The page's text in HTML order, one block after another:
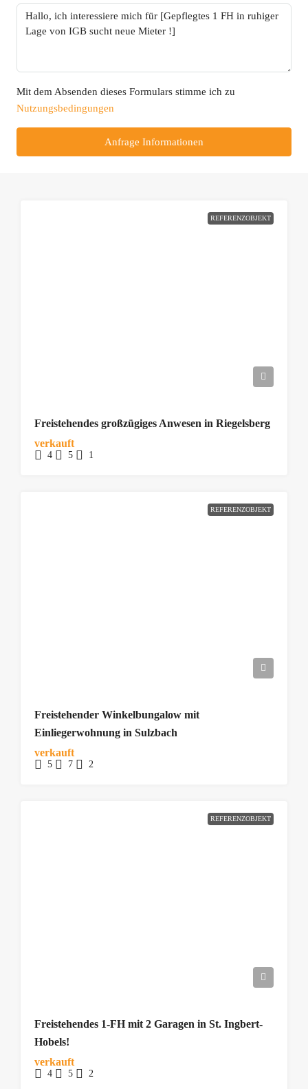
Mit dem Absenden dieses Formulars stimme ich zu
Nutzungsbedingungen
Anfrage Informationen
REFERENZOBJEKT
Freistehendes großzügiges Anwesen in Riegelsberg
verkauft
4 5 1
REFERENZOBJEKT
Freistehender Winkelbungalow mit
Einliegerwohnung in Sulzbach
verkauft
5 7 2
REFERENZOBJEKT
Freistehendes 1-FH mit 2 Garagen in St. Ingbert-
Hobels!
verkauft
4 5 2